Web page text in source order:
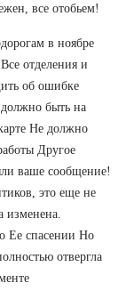
все отобьем!
в ноябре
отделения и
об ошибке
быть на
Не должно
Другое
ваше сообщение!
это еще не
изменена.
Ее спасении Но
отвергла